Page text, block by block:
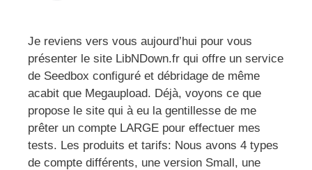
Je reviens vers vous aujourd’hui pour vous
présenter le site LibNDown.fr qui offre un service
de Seedbox configuré et débridage de même
acabit que Megaupload. Déjà, voyons ce que
propose le site qui à eu la gentillesse de me
prêter un compte LARGE pour effectuer mes
tests. Les produits et tarifs: Nous avons 4 types
de compte différents, une version Small, une